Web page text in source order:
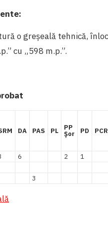
o greșeală tehnică,
cu „598 m.p.”.
DA PAS PL PP
Șor PD
6 2 1
3